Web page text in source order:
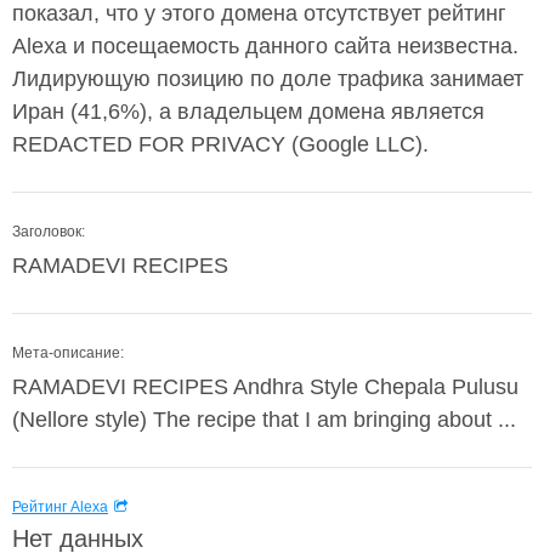
показал, что у этого домена отсутствует рейтинг
Alexa и посещаемость данного сайта неизвестна.
Лидирующую позицию по доле трафика занимает
Иран (41,6%), а владельцем домена является
REDACTED FOR PRIVACY (Google LLC).
Заголовок:
RAMADEVI RECIPES
Мета-описание:
RAMADEVI RECIPES Andhra Style Chepala Pulusu
(Nellore style) The recipe that I am bringing about ...
Рейтинг Alexa
Нет данных